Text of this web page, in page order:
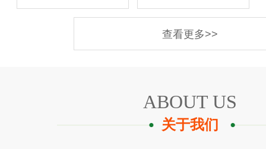
查看更多>>
ABOUT US
关于我们